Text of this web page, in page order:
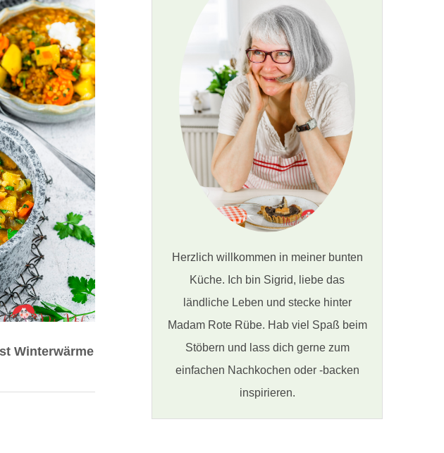
Winterwärme
Herzlich willkommen in meiner bunten
Küche. Ich bin Sigrid, liebe das
ländliche Leben und stecke hinter
Madam Rote Rübe. Hab viel Spaß beim
Stöbern und lass dich gerne zum
einfachen Nachkochen oder -backen
inspirieren.